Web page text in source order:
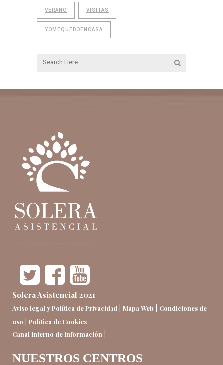
VERANO VISITAS
YOMEQUEDOENCASA
Solera Asistencial 2021
Aviso legal y Política de Privacidad | Mapa Web | Condiciones de
uso | Política de Cookies
Canal interno de información |
NUESTROS CENTROS